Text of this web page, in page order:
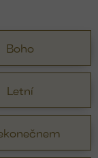
Boho
Letní